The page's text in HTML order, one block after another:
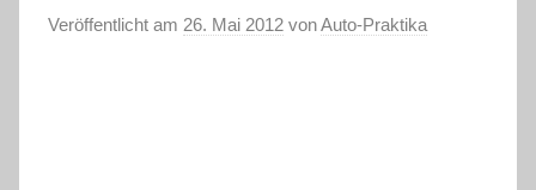
Veröffentlicht am 26. Mai 2012 vonAuto-Praktika